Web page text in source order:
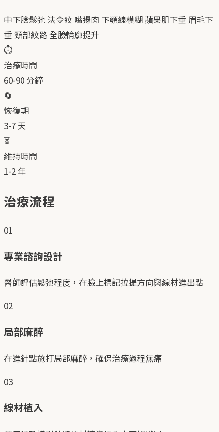
中下臉鬆弛 法令紋 嘴邊肉 下顎線模糊 蘋果肌下垂 眉毛下
垂 頸部紋路 全臉輪廓提升
⏱️
治療時間
60-90 分鐘
🔄
恢復期
3-7 天
⏳
維持時間
1-2 年
治療流程
01
專業諮詢設計
醫師評估鬆弛程度，在臉上標記拉提方向與線材進出點
02
局部麻醉
在進針點施打局部麻醉，確保治療過程無痛
03
線材植入